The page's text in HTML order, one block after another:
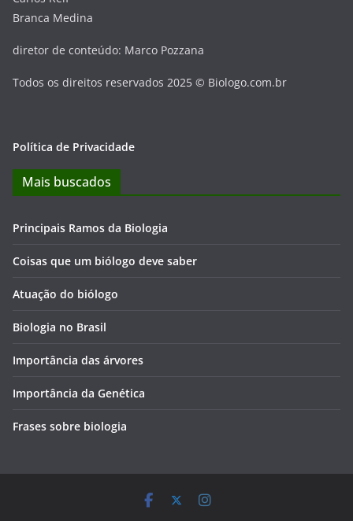
Branca Medina
diretor de conteúdo: Marco Pozzana
Todos os direitos reservados 2025 © Biologo.com.br
Política de Privacidade
Mais buscados
Principais Ramos da Biologia
Coisas que um biólogo deve saber
Atuação do biólogo
Biologia no Brasil
Importância das árvores
Importância da Genética
Frases sobre biologia